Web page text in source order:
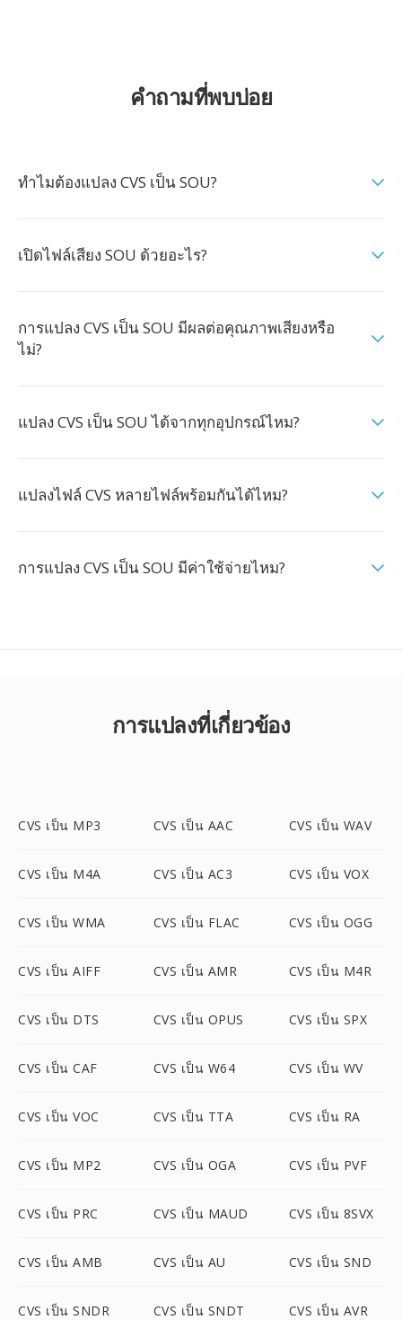
คำถามที่พบบ่อย
ทำไมต้องแปลง CVS เป็น SOU?
เปิดไฟล์เสียง SOU ด้วยอะไร?
การแปลง CVS เป็น SOU มีผลต่อคุณภาพเสียงหรือ
ไม่?
แปลง CVS เป็น SOU ได้จากทุกอุปกรณ์ไหม?
แปลงไฟล์ CVS หลายไฟล์พร้อมกันได้ไหม?
การแปลง CVS เป็น SOU มีค่าใช้จ่ายไหม?
การแปลงที่เกี่ยวข้อง
CVS เป็น MP3 CVS เป็น AAC CVS เป็น WAV
CVS เป็น M4A CVS เป็น AC3 CVS เป็น VOX
CVS เป็น WMA CVS เป็น FLAC CVS เป็น OGG
CVS เป็น AIFF CVS เป็น AMR CVS เป็น M4R
CVS เป็น DTS CVS เป็น OPUS CVS เป็น SPX
CVS เป็น CAF CVS เป็น W64 CVS เป็น WV
CVS เป็น VOC CVS เป็น TTA CVS เป็น RA
CVS เป็น MP2 CVS เป็น OGA CVS เป็น PVF
CVS เป็น PRC CVS เป็น MAUD CVS เป็น 8SVX
CVS เป็น AMB CVS เป็น AU CVS เป็น SND
CVS เป็น SNDR CVS เป็น SNDT CVS เป็น AVR